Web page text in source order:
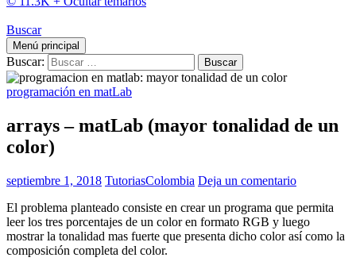
Buscar
Menú principal
Buscar:
programación en matLab
arrays – matLab (mayor tonalidad de un
color)
septiembre 1, 2018 TutoriasColombia Deja un comentario
El problema planteado consiste en crear un programa que permita
leer los tres porcentajes de un color en formato RGB y luego
mostrar la tonalidad mas fuerte que presenta dicho color así como la
composición completa del color.